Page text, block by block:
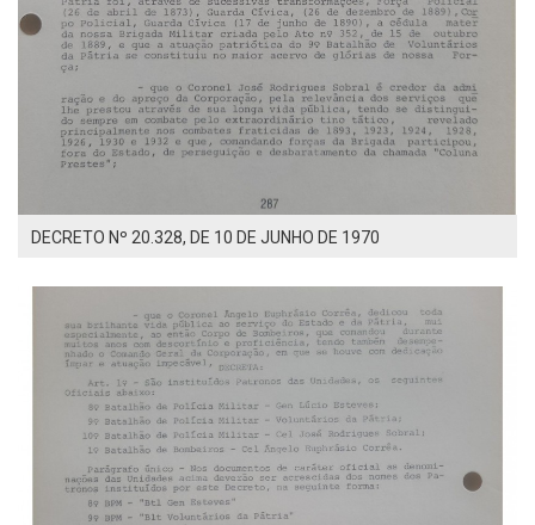
DECRETO Nº 20.328, DE 10 DE JUNHO DE 1970